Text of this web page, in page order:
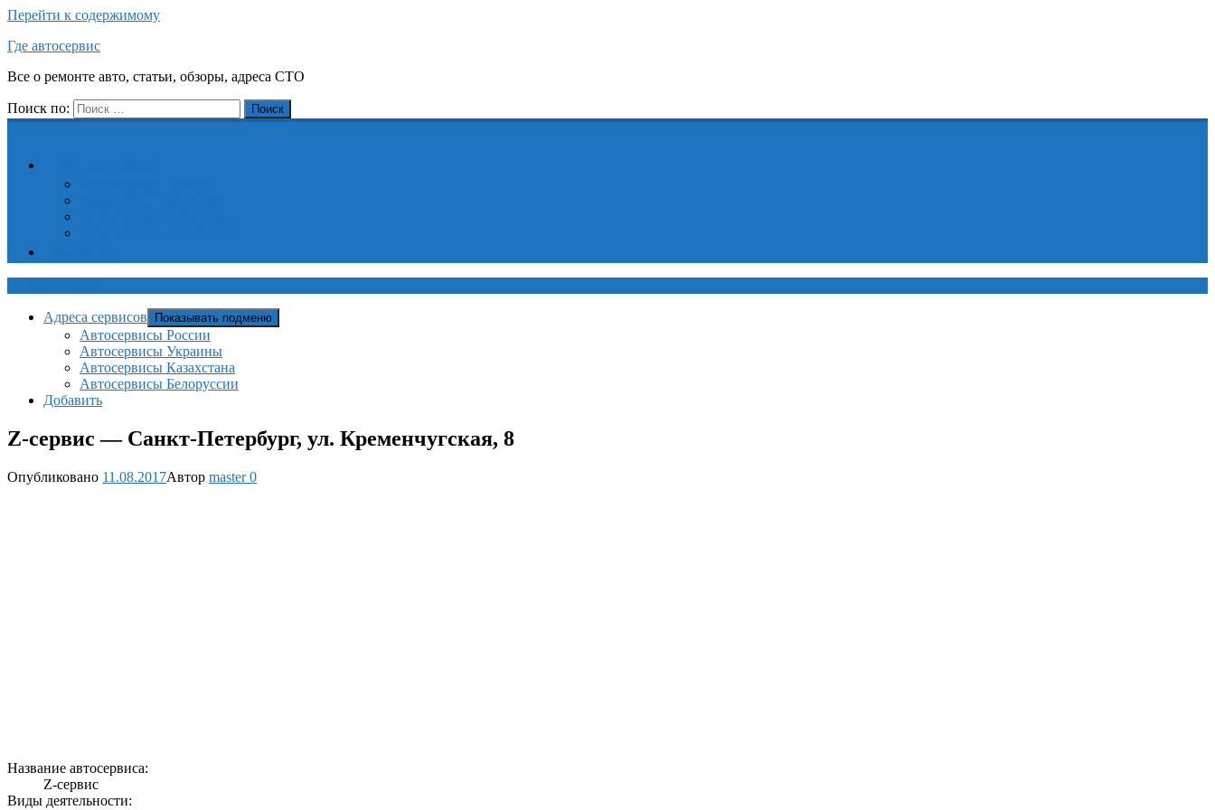
Перейти к содержимому
Где автосервис
Все о ремонте авто, статьи, обзоры, адреса СТО
Поиск по: Поиск
Адреса сервисов Показывать подменю
Автосервисы России
Автосервисы Украины
Автосервисы Казахстана
Автосервисы Белоруссии
Добавить
Z-сервис — Санкт-Петербург, ул. Кременчугская, 8
Опубликовано 11.08.2017Автор master0
Название автосервиса:
Z-сервис
Виды деятельности: